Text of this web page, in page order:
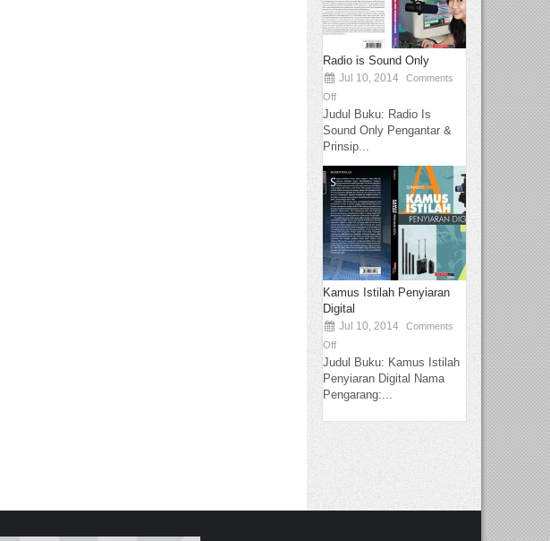
Radio is Sound Only
Jul 10, 2014
Comments
Off
Judul Buku: Radio Is
Sound Only Pengantar &
Prinsip...
Kamus Istilah Penyiaran
Digital
Jul 10, 2014
Comments
Off
Judul Buku: Kamus Istilah
Penyiaran Digital Nama
Pengarang:...